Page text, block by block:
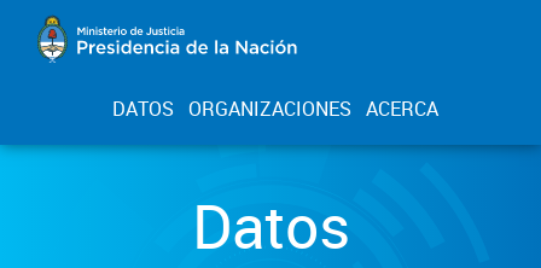
DATOS ORGANIZACIONES ACERCA
Datos